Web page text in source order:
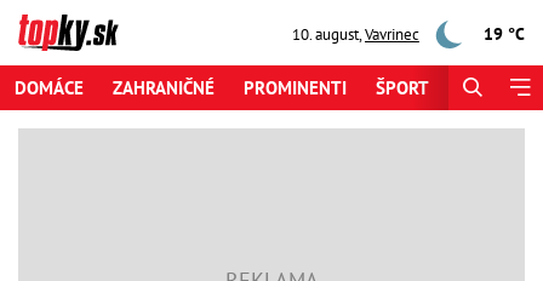
10. august,Vavrinec 19 °C
DOMÁCE ZAHRANIČNÉ PROMINENTI ŠPORT